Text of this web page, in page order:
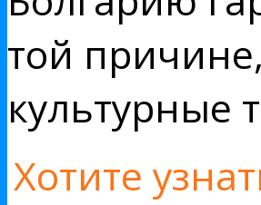
той
культурные
Хотите